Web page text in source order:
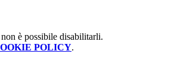
è possibile disabilitarli.
POLICY.